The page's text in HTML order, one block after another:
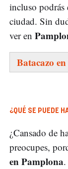
incluso podrás
ciudad. Sin
ver en
Batacazo
¿QUÉ SE PUEDE
¿Cansado de
preocupes,
en Pamplona